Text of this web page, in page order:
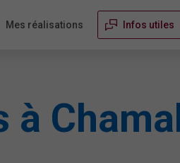
Mes réalisations Infos utiles
à